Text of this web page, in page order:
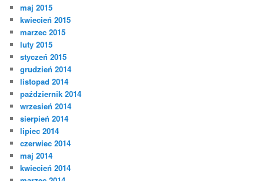
maj 2015
kwiecień 2015
marzec 2015
luty 2015
styczeń 2015
grudzień 2014
listopad 2014
październik 2014
wrzesień 2014
sierpień 2014
lipiec 2014
czerwiec 2014
maj 2014
kwiecień 2014